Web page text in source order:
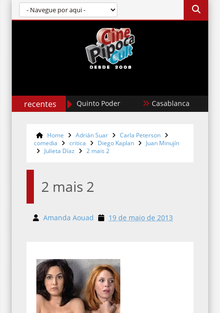
recentes Casablanca Um Filme
Home Adrián Suar
Carla Peterson
comedia
critica Diego Kaplan
Juan Minujín
Julieta Díaz
2 mais 2
2 mais 2
Amanda Aouad 19 de maio de 2013